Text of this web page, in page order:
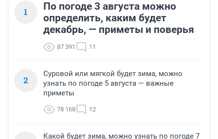
1
По погоде 3 августа можно
определить, каким будет
декабрь, — приметы и поверья
87 391 11
2
Суровой или мягкой будет зима, можно
узнать по погоде 5 августа — важные
приметы
78 168 12
Какой будет зима, можно узнать по погоде 7